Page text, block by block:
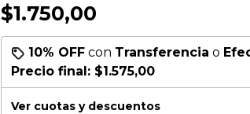
$1.750,00
10% OFF con Transferencia o
Precio final: $1.575,00
Ver cuotas y descuentos